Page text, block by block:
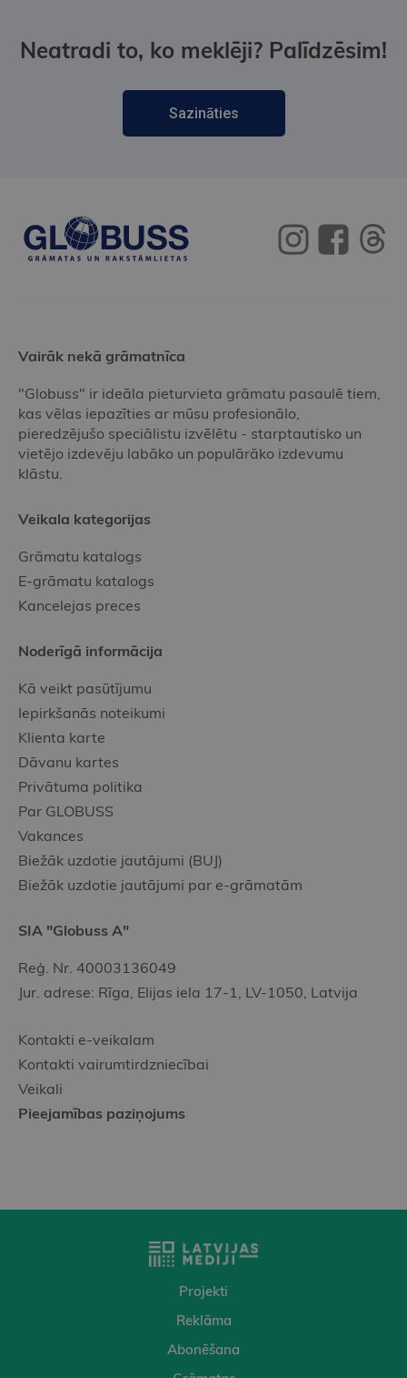
Neatradi to, ko meklēji? Palīdzēsim!
Sazināties
Vairāk nekā grāmatnīca
"Globuss" ir ideāla pieturvieta grāmatu pasaulē tiem,
kas vēlas iepazīties ar mūsu profesionālo,
pieredzējušo speciālistu izvēlētu - starptautisko un
vietējo izdevēju labāko un populārāko izdevumu
klāstu.
Veikala kategorijas
Grāmatu katalogs
E-grāmatu katalogs
Kancelejas preces
Noderīgā informācija
Kā veikt pasūtījumu
Iepirkšanās noteikumi
Klienta karte
Dāvanu kartes
Privātuma politika
Par GLOBUSS
Vakances
Biežāk uzdotie jautājumi (BUJ)
Biežāk uzdotie jautājumi par e-grāmatām
SIA "Globuss A"
Reģ. Nr. 40003136049
Jur. adrese: Rīga, Elijas iela 17-1, LV-1050, Latvija
Kontakti e-veikalam
Kontakti vairumtirdzniecībai
Veikali
Pieejamības paziņojums
Projekti
Reklāma
Abonēšana